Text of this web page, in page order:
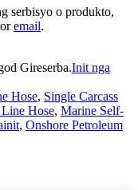
serbisyo o produkto,
oremail.
Gireserba.Init nga
Hose, Single Carcass
Hose, Marine Self-
, Onshore Petroleum